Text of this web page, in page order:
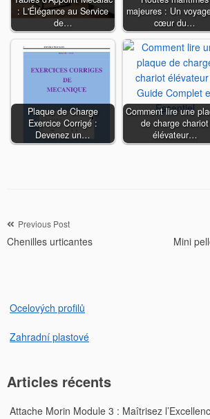
: L'Élégance au Service
de…
majeures : Un
cœur du…
Plaque de Charge
Exercice Corrigé :
Devenez un…
Comment lire une
de charge chariot
élévateur…
Navigation
de
Previous Post
Chenilles urticantes Mini
Ocelových profilů
Zahradní plastové
Articles récents
Attache Morin Module 3 : Maîtrisez